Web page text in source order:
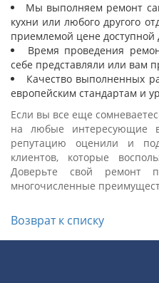
Мы выполняем ремонт
кухни или любого другого
приемлемой цене
Время проведения
себе представляли или вам
Качество выполненных
европейским стандартам и
Если вы все еще
на любые интересующие
репутацию оценили и
клиентов, которые
Доверьте свой ремонт
многочисленные
Возврат к списку